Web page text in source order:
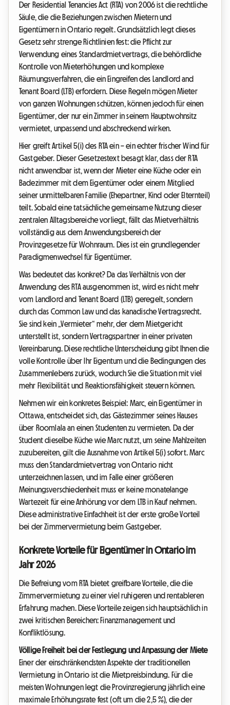
Der Residential Tenancies Act (RTA) von 2006 ist die rechtliche
Säule, die die Beziehungen zwischen Mietern und
Eigentümern in Ontario regelt. Grundsätzlich legt dieses
Gesetz sehr strenge Richtlinien fest: die Pflicht zur
Verwendung eines Standardmietvertrags, die behördliche
Kontrolle von Mieterhöhungen und komplexe
Räumungsverfahren, die ein Eingreifen des Landlord and
Tenant Board (LTB) erfordern. Diese Regeln mögen Mieter
von ganzen Wohnungen schützen, können jedoch für einen
Eigentümer, der nur ein Zimmer in seinem Hauptwohnsitz
vermietet, unpassend und abschreckend wirken.
Hier greift Artikel 5(i) des RTA ein – ein echter frischer Wind für
Gastgeber. Dieser Gesetzestext besagt klar, dass der RTA
nicht anwendbar ist, wenn der Mieter eine Küche oder ein
Badezimmer mit dem Eigentümer oder einem Mitglied
seiner unmittelbaren Familie (Ehepartner, Kind oder Elternteil)
teilt. Sobald eine tatsächliche gemeinsame Nutzung dieser
zentralen Alltagsbereiche vorliegt, fällt das Mietverhältnis
vollständig aus dem Anwendungsbereich der
Provinzgesetze für Wohnraum. Dies ist ein grundlegender
Paradigmenwechsel für Eigentümer.
Was bedeutet das konkret? Da das Verhältnis von der
Anwendung des RTA ausgenommen ist, wird es nicht mehr
vom Landlord and Tenant Board (LTB) geregelt, sondern
durch das Common Law und das kanadische Vertragsrecht.
Sie sind kein „Vermieter“ mehr, der dem Mietgericht
unterstellt ist, sondern Vertragspartner in einer privaten
Vereinbarung. Diese rechtliche Unterscheidung gibt Ihnen die
volle Kontrolle über Ihr Eigentum und die Bedingungen des
Zusammenlebens zurück, wodurch Sie die Situation mit viel
mehr Flexibilität und Reaktionsfähigkeit steuern können.
Nehmen wir ein konkretes Beispiel: Marc, ein Eigentümer in
Ottawa, entscheidet sich, das Gästezimmer seines Hauses
über Roomlala an einen Studenten zu vermieten. Da der
Student dieselbe Küche wie Marc nutzt, um seine Mahlzeiten
zuzubereiten, gilt die Ausnahme von Artikel 5(i) sofort. Marc
muss den Standardmietvertrag von Ontario nicht
unterzeichnen lassen, und im Falle einer größeren
Meinungsverschiedenheit muss er keine monatelange
Wartezeit für eine Anhörung vor dem LTB in Kauf nehmen.
Diese administrative Einfachheit ist der erste große Vorteil
bei der Zimmervermietung beim Gastgeber.
Konkrete Vorteile für Eigentümer in Ontario im
Jahr 2026
Die Befreiung vom RTA bietet greifbare Vorteile, die die
Zimmervermietung zu einer viel ruhigeren und rentableren
Erfahrung machen. Diese Vorteile zeigen sich hauptsächlich in
zwei kritischen Bereichen: Finanzmanagement und
Konfliktlösung.
Völlige Freiheit bei der Festlegung und Anpassung der Miete
Einer der einschränkendsten Aspekte der traditionellen
Vermietung in Ontario ist die Mietpreisbindung. Für die
meisten Wohnungen legt die Provinzregierung jährlich eine
maximale Erhöhungsrate fest (oft um die 2,5 %), die der